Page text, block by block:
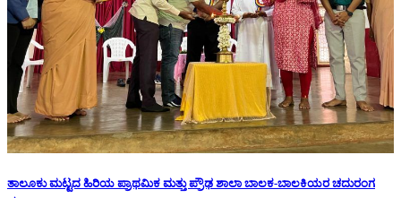
ತಾಲೂಕು ಮಟ್ಟದ ಹಿರಿಯ ಪ್ರಾಥಮಿಕ ಮತ್ತು ಪ್ರೌಢ ಶಾಲಾ ಬಾಲಕ-ಬಾಲಕಿಯರ ಚದುರಂಗ